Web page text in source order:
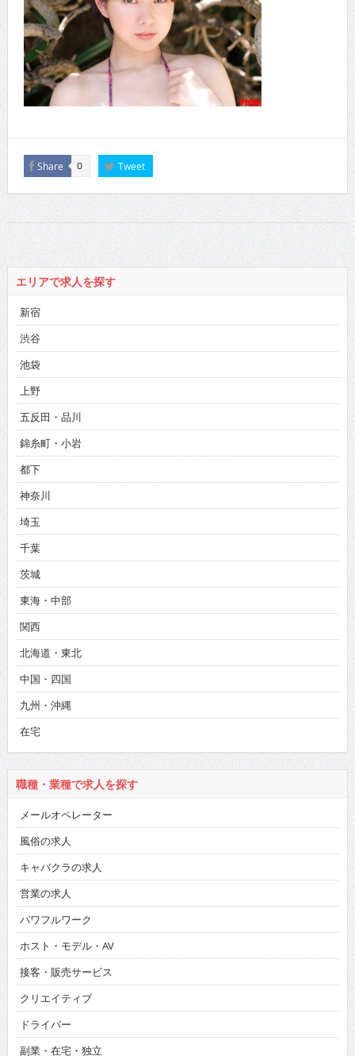
Share 0 Tweet
エリアで求人を探す
新宿
渋谷
池袋
上野
五反田・品川
錦糸町・小岩
都下
神奈川
埼玉
千葉
茨城
東海・中部
関西
北海道・東北
中国・四国
九州・沖縄
在宅
職種・業種で求人を探す
メールオペレーター
風俗の求人
キャバクラの求人
営業の求人
パワフルワーク
ホスト・モデル・AV
接客・販売サービス
クリエイティブ
ドライバー
副業・在宅・独立